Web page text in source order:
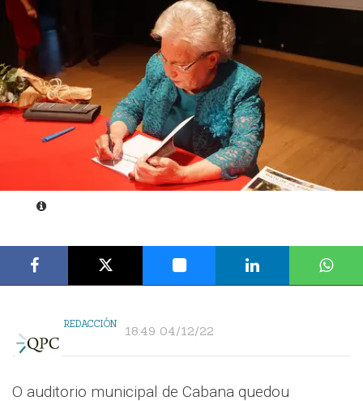
REDACCIÓN 18:49 04/12/22
O auditorio municipal de Cabana quedou